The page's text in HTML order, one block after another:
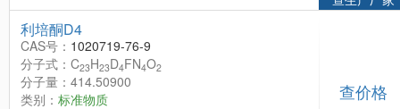
利培酮D4
CAS号： 1020719-76-9
分子式：C23H23D4FN4O2
分子量：414.50900
类别： 标准物质
查价格